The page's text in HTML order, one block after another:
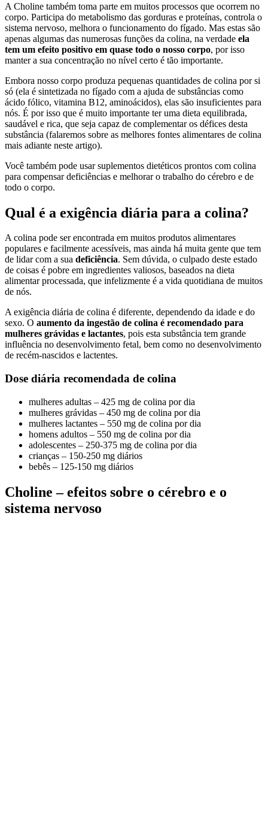
A Choline também toma parte em muitos processos que ocorrem no
corpo. Participa do metabolismo das gorduras e proteínas, controla o
sistema nervoso, melhora o funcionamento do fígado. Mas estas são
apenas algumas das numerosas funções da colina, na verdade ela
tem um efeito positivo em quase todo o nosso corpo, por isso
manter a sua concentração no nível certo é tão importante.
Embora nosso corpo produza pequenas quantidades de colina por si
só (ela é sintetizada no fígado com a ajuda de substâncias como
ácido fólico, vitamina B12, aminoácidos), elas são insuficientes para
nós. É por isso que é muito importante ter uma dieta equilibrada,
saudável e rica, que seja capaz de complementar os défices desta
substância (falaremos sobre as melhores fontes alimentares de colina
mais adiante neste artigo).
Você também pode usar suplementos dietéticos prontos com colina
para compensar deficiências e melhorar o trabalho do cérebro e de
todo o corpo.
Qual é a exigência diária para a colina?
A colina pode ser encontrada em muitos produtos alimentares
populares e facilmente acessíveis, mas ainda há muita gente que tem
de lidar com a sua deficiência. Sem dúvida, o culpado deste estado
de coisas é pobre em ingredientes valiosos, baseados na dieta
alimentar processada, que infelizmente é a vida quotidiana de muitos
de nós.
A exigência diária de colina é diferente, dependendo da idade e do
sexo. O aumento da ingestão de colina é recomendado para
mulheres grávidas e lactantes, pois esta substância tem grande
influência no desenvolvimento fetal, bem como no desenvolvimento
de recém-nascidos e lactentes.
Dose diária recomendada de colina
mulheres adultas – 425 mg de colina por dia
mulheres grávidas – 450 mg de colina por dia
mulheres lactantes – 550 mg de colina por dia
homens adultos – 550 mg de colina por dia
adolescentes – 250-375 mg de colina por dia
crianças – 150-250 mg diários
bebês – 125-150 mg diários
Choline – efeitos sobre o cérebro e o
sistema nervoso